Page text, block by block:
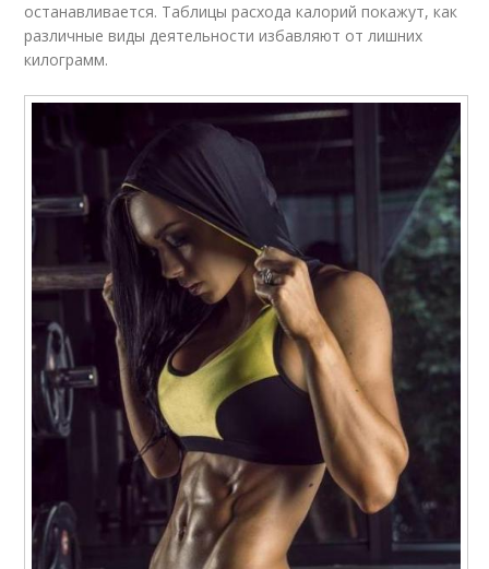
Калории при зарядке Калории в сутки
Калории для женщин
останавливается. Таблицы расхода калорий покажут, как
различные виды деятельности избавляют от лишних
килограмм.